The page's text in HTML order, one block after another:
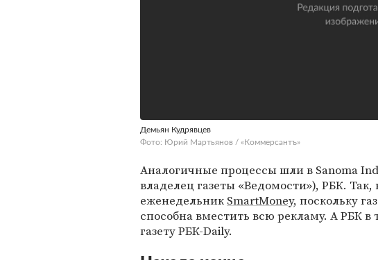
Демьян Кудрявцев
Фото: Юрий Мартьянов / «Коммерсантъ»
Аналогичные процессы шли в Sanoma
владелец газеты «Ведомости»), РБК. Так,
еженедельник SmartMoney, поскольку
способна вместить всю рекламу. А РБК
газету РБК-Daily.